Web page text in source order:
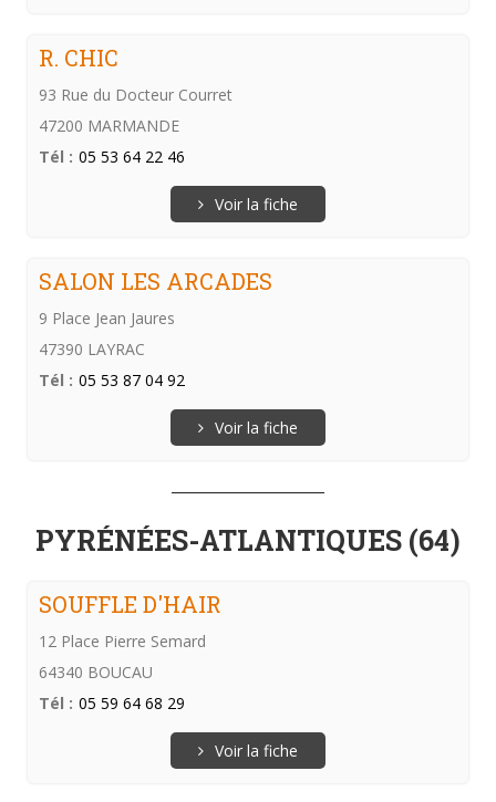
R. CHIC
93 Rue du Docteur Courret
47200 MARMANDE
Tél : 05 53 64 22 46
Voir la fiche
SALON LES ARCADES
9 Place Jean Jaures
47390 LAYRAC
Tél : 05 53 87 04 92
Voir la fiche
PYRÉNÉES-ATLANTIQUES (64)
SOUFFLE D'HAIR
12 Place Pierre Semard
64340 BOUCAU
Tél : 05 59 64 68 29
Voir la fiche